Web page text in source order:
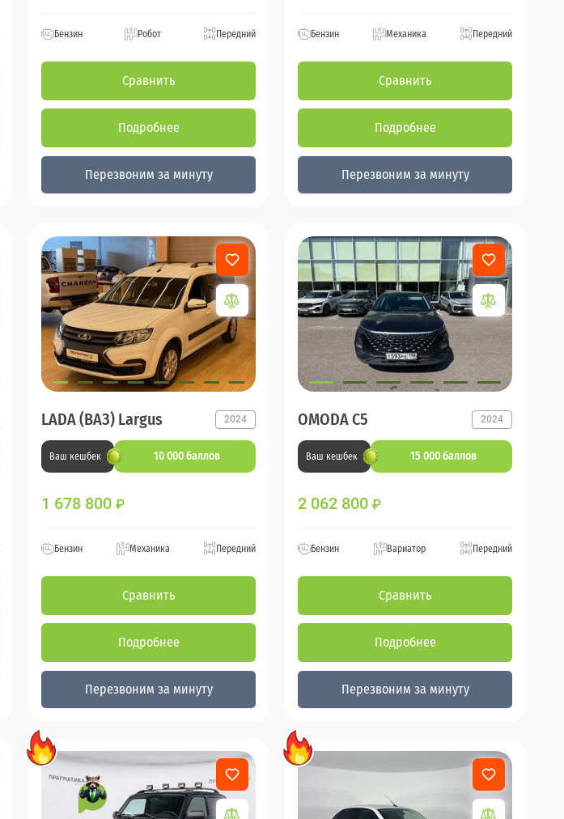
Бензин Робот Передний
Сравнить
Подробнее
Перезвоним за минуту
Бензин Механика Передний
Сравнить
Подробнее
Перезвоним за минуту
LADA (ВАЗ) Largus 2024
Ваш кешбек 10 000 баллов
1 678 800 ₽
Бензин Механика Передний
Сравнить
Подробнее
Перезвоним за минуту
OMODA C5 2024
Ваш кешбек 15 000 баллов
2 062 800 ₽
Бензин Вариатор Передний
Сравнить
Подробнее
Перезвоним за минуту